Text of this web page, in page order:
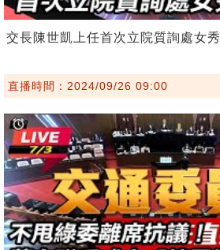
交長陳世凱上任首次立院質詢處女秀
直播時間：2024/09/26 09:00